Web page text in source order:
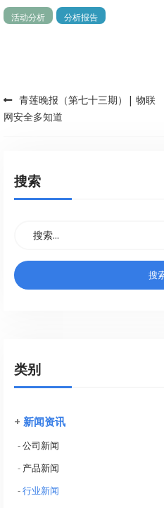
活动分析 分析报告
Post navigation
青莲晚报（第七十三期）| 物联
网安全多知道
搜索
类别
+ 新闻资讯
-公司新闻
- 产品新闻
-行业新闻